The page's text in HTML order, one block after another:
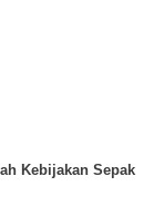
Kebijakan Sepak